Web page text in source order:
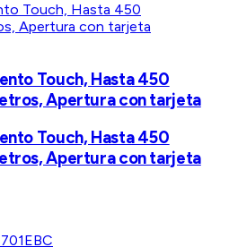
Touch, Hasta 450
Apertura con tarjeta
Touch, Hasta 450
Apertura con tarjeta